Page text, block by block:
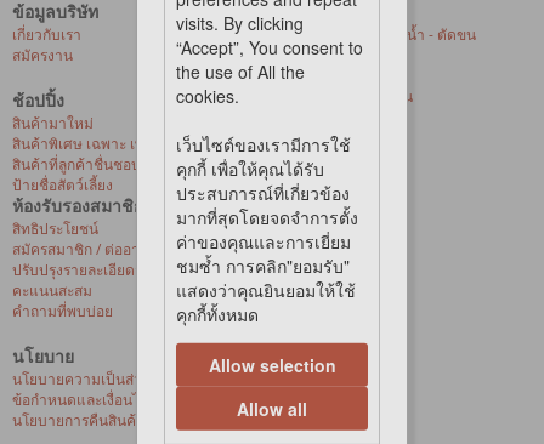
ข้อมูลบริษัท
เกี่ยวกับเรา
สมัครงาน
ช้อปปิ้ง
สินค้ามาใหม่
สินค้าพิเศษ เฉพาะ เพ็ท เลิฟเวอร์ เซ็นเตอร์
สินค้าที่ลูกค้าชื่นชอบ
ป้ายชื่อสัตว์เลี้ยง
บริการของเรา
ศูนย์ให้บริการอาบน้ำ - ตัดขน
สัตว์เลี้ยงที่ร้านค้า
การจัดส่งด่วน
บริการจัดส่งถึงบ้าน
ห้องรับรองสมาชิก
สิทธิประโยชน์
สมัครสมาชิก / ต่ออายุ / เปิดใช้งานบัตรวีไอพี
ปรับปรุงรายละเอียดส่วนบุคคล
คะแนนสะสม
คำถามที่พบบ่อย
นโยบาย
นโยบายความเป็นส่วนตัว
ข้อกำหนดและเงื่อนไขการซื้อสินค้าออนไลน์
นโยบายการคืนสินค้าและการเปลี่ยนสินค้า
visits. By clicking
“Accept”, You consent to
the use of All the
cookies.
เว็บไซต์ของเรามีการใช้
คุกกี้ เพื่อให้คุณได้รับ
ประสบการณ์ที่เกี่ยวข้อง
มากที่สุดโดยจดจำการตั้ง
ค่าของคุณและการเยี่ยม
ชมซ้ำ การคลิก"ยอมรับ"
แสดงว่าคุณยินยอมให้ใช้
คุกกี้ทั้งหมด
Allow selection
Allow all